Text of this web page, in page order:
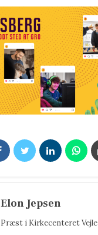
Elon Jepsen
Præst i Kirkecenteret Vejle